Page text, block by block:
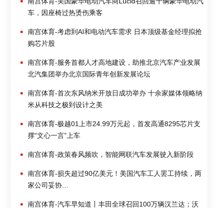
车，因座椅过热烫伤乘客
南宫体育-考虑到AI和电动汽车需求 日本顶级基金经理拟抢
购芯片股
南宫体育-服务首都人才高地建设，助推北京汽车产业发展
北汽集团举办北京国际青年创新发展论坛
南宫体育-首次东风纳米开放日成功举办 十余家媒体领略纳
米从科技之极到设计之美
南宫体育-极越01上市24.99万元起，首发高通8295芯片支
撑“文心一言”上车
南宫体育-政策春风频吹，智能网联汽车发展驶入新阶段
南宫体育-损失超过90亿美元！美国汽车工人罢工持续，两
家公司妥协…
南宫体育-汽车早知道丨丰田全球召回100万辆汉兰达；沃